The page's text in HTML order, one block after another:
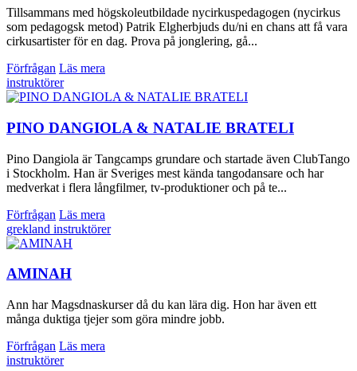
Tillsammans med högskoleutbildade nycirkuspedagogen (nycirkus
som pedagogsk metod) Patrik Elgherbjuds du/ni en chans att få vara
cirkusartister för en dag. Prova på jonglering, gå...
Förfrågan Läs mera
instruktörer
PINO DANGIOLA & NATALIE BRATELI
Pino Dangiola är Tangcamps grundare och startade även ClubTango
i Stockholm. Han är Sveriges mest kända tangodansare och har
medverkat i flera långfilmer, tv-produktioner och på te...
Förfrågan Läs mera
grekland instruktörer
AMINAH
Ann har Magsdnaskurser då du kan lära dig. Hon har även ett
många duktiga tjejer som göra mindre jobb.
Förfrågan Läs mera
instruktörer